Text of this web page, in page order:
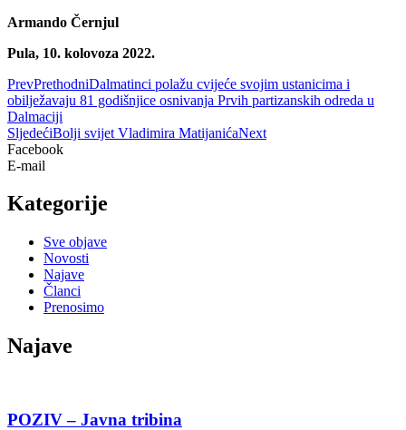
Armando Černjul
Pula, 10. kolovoza 2022.
PrevPrethodniDalmatinci polažu cvijeće svojim ustanicima i
obilježavaju 81 godišnjice osnivanja Prvih partizanskih odreda u
Dalmaciji
SljedećiBolji svijet Vladimira MatijanićaNext
Facebook
E-mail
Kategorije
Sve objave
Novosti
Najave
Članci
Prenosimo
Najave
POZIV – Javna tribina